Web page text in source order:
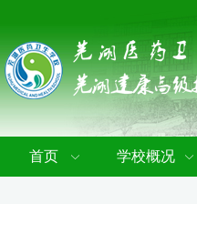
首页 学校概况